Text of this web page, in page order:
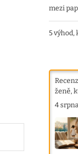
mezi
5 výhod,
ženě,
4